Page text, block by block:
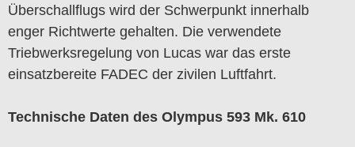
Überschallflugs wird der Schwerpunkt innerhalb
enger Richtwerte gehalten. Die verwendete
Triebwerksregelung von Lucas war das erste
einsatzbereite FADEC der zivilen Luftfahrt.
Technische Daten des Olympus 593 Mk. 610